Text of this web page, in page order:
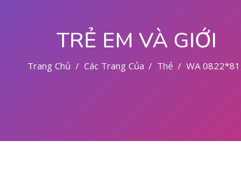
TRẺ EM VÀ GIỚI
Trang Chủ Các Trang Của Hệ Thống
Thẻ WA